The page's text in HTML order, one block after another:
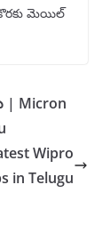
కొరకు మెయిల్
| Micron
Wipro
in Telugu